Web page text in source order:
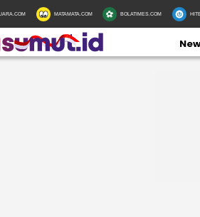
MATAMATA.COM BOLATIMES.COM